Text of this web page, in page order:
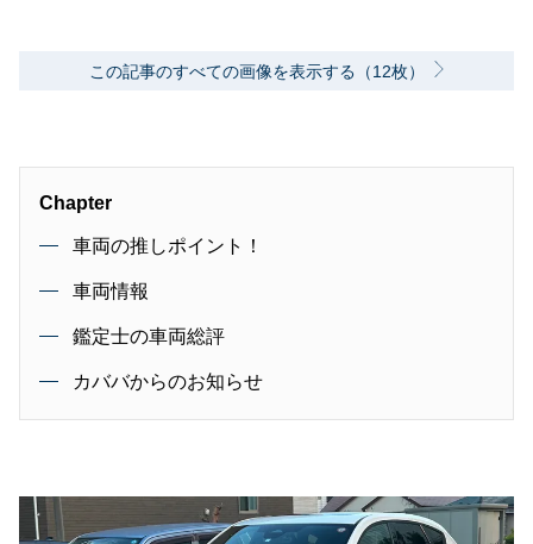
この記事のすべての画像を表示する（12枚）
Chapter
車両の推しポイント！
車両情報
鑑定士の車両総評
カババからのお知らせ